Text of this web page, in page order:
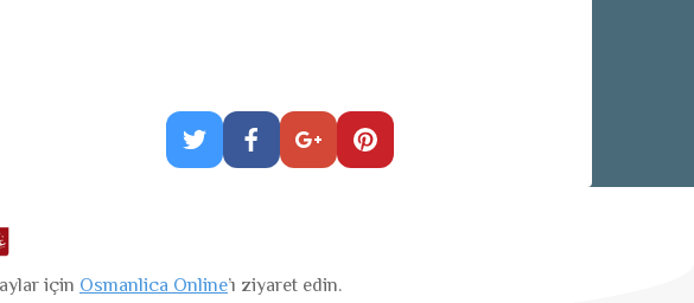
içinOsmanlica Online’ı ziyaret edin.